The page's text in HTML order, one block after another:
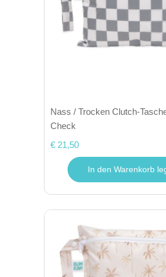
Nass / Trocken Clutch-
Check
€ 21,50
In den Warenkorb